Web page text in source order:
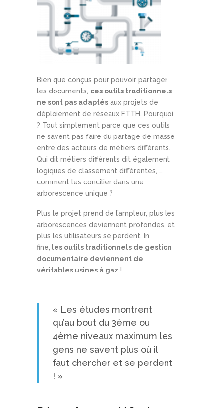
Bien que conçus pour pouvoir partager
les documents, ces outils traditionnels
ne sont pas adaptés aux projets de
déploiement de réseaux FTTH. Pourquoi
? Tout simplement parce que ces outils
ne savent pas faire du partage de masse
entre des acteurs de métiers différents.
Qui dit métiers différents dit également
logiques de classement différentes, …
comment les concilier dans une
arborescence unique ?
Plus le projet prend de l’ampleur, plus les
arborescences deviennent profondes, et
plus les utilisateurs se perdent. In
fine, les outils traditionnels de gestion
documentaire deviennent de
véritables usines à gaz !
« Les études montrent
qu’au bout du 3ème ou
4ème niveaux maximum les
gens ne savent plus où il
faut chercher et se perdent
! »